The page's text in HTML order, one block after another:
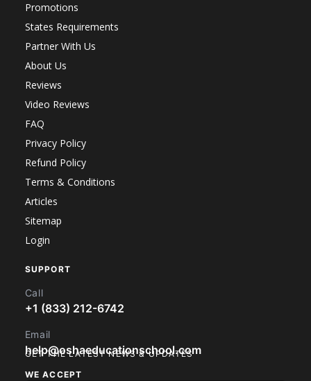
Promotions
States Requirements
Partner With Us
About Us
Reviews
Video Reviews
FAQ
Privacy Policy
Refund Policy
Terms & Conditions
Articles
Sitemap
Login
SUPPORT
Call
+1 (833) 212-6742
Email
help@oshaeducationschool.com
WE ACCEPT
GET THE LATEST NEWS & UPDATES